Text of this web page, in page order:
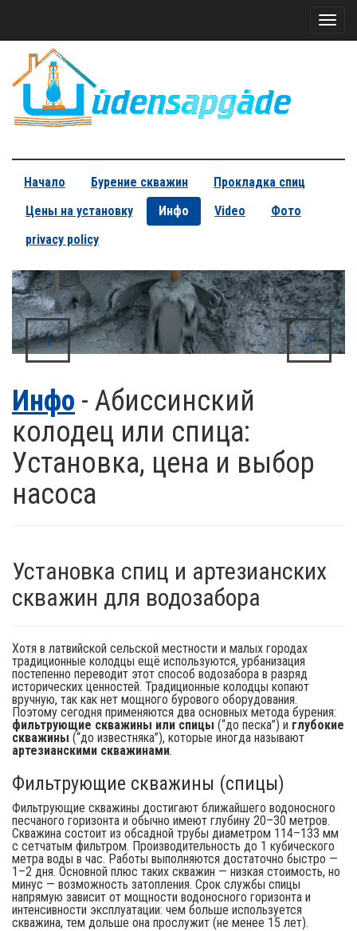
Начало Бурение скважин
Прокладка спиц
Цены на установку
Инфо Video
Фото
privacy policy
Инфо - Абиссинский
колодец или спица:
Установка, цена и выбор
насоса
Установка спиц и артезианских
скважин для водозабора
Хотя в латвийской сельской местности и малых городах
традиционные колодцы ещё используются, урбанизация
постепенно переводит этот способ водозабора в разряд
исторических ценностей. Традиционные колодцы копают
вручную, так как нет мощного бурового оборудования.
Поэтому сегодня применяются два основных метода бурения:
фильтрующие скважины или спицы (“до песка”) и глубокие
скважины (“до известняка”), которые иногда называют
артезианскими скважинами.
Фильтрующие скважины (спицы)
Фильтрующие скважины достигают ближайшего водоносного
песчаного горизонта и обычно имеют глубину 20–30 метров.
Скважина состоит из обсадной трубы диаметром 114–133 мм
с сетчатым фильтром. Производительность до 1 кубического
метра воды в час. Работы выполняются достаточно быстро —
1–2 дня. Основной плюс таких скважин — низкая стоимость, но
минус — возможность затопления. Срок службы спицы
напрямую зависит от мощности водоносного горизонта и
интенсивности эксплуатации: чем больше используется
скважина, тем дольше она прослужит (не менее 15 лет).